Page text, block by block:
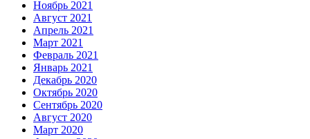
Ноябрь 2021
Август 2021
Апрель 2021
Март 2021
Февраль 2021
Январь 2021
Декабрь 2020
Октябрь 2020
Сентябрь 2020
Август 2020
Март 2020